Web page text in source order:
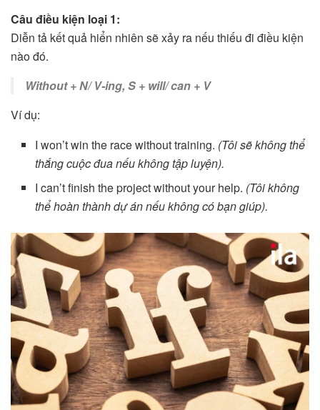
Câu điều kiện loại 1:
Diễn tả kết quả hiển nhiên sẽ xảy ra nếu thiếu đi điều kiện
nào đó.
Without + N/ V-ing, S + will/ can + V
Ví dụ:
I won’t win the race without training. (Tôi sẽ không thể
thắng cuộc đua nếu không tập luyện).
I can’t finish the project without your help. (Tôi không
thể hoàn thành dự án nếu không có bạn giúp).